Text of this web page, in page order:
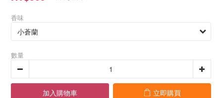
香味
數量
加入購物車 立即購買